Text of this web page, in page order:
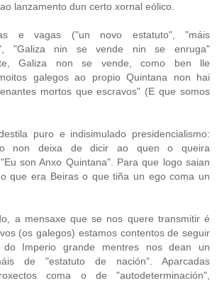
lanzamento dun certo xornal eólico.
e vagas ("un novo estatuto", "máis
"Galiza nin se vende nin se enruga"
Galiza non se vende, como ben lle
galegos ao propio Quintana non hai
mortos que escravos" (E que somos
puro e indisimulado presidencialismo:
non deixa de dicir ao quen o queira
son Anxo Quintana". Para que logo saian
que era Beiras o que tiña un ego coma un
a mensaxe que se nos quere transmitir é
(os galegos) estamos contentos de seguir
do Imperio grande mentres nos dean un
de "estatuto de nación". Aparcadas
coma o de "autodeterminación",